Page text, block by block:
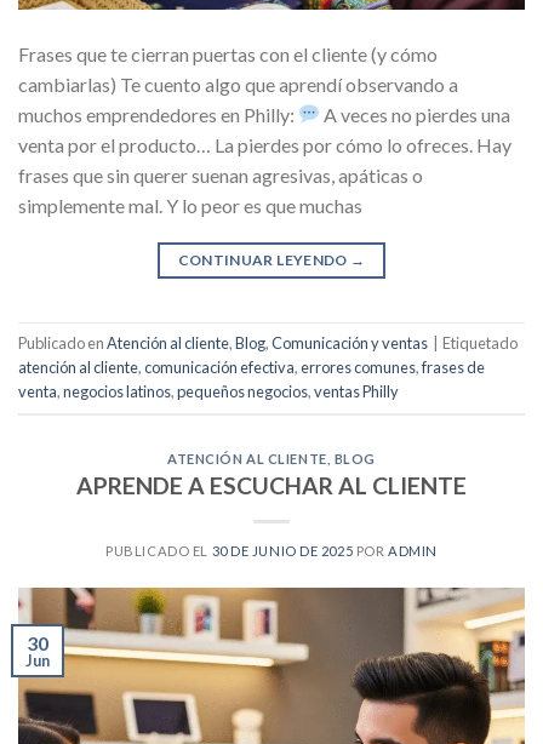
Frases que te cierran puertas con el cliente (y cómo
cambiarlas) Te cuento algo que aprendí observando a
muchos emprendedores en Philly:
A veces no pierdes una
venta por el producto… La pierdes por cómo lo ofreces. Hay
frases que sin querer suenan agresivas, apáticas o
simplemente mal. Y lo peor es que muchas
CONTINUAR LEYENDO →
Publicado enAtención al cliente,Blog,Comunicación y ventas
Etiquetado
atención al cliente,comunicación efectiva,errores comunes,frases de
venta,negocios latinos,pequeños negocios,ventas Philly
ATENCIÓN AL CLIENTE BLOG
APRENDE A ESCUCHAR AL CLIENTE
PUBLICADO EL 30 DE JUNIO DE 2025 POR ADMIN
30
Jun